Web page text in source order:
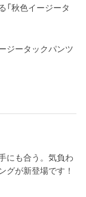
「秋色イージータ
ジータックパンツ
にも合う。気負わ
グが新登場です！